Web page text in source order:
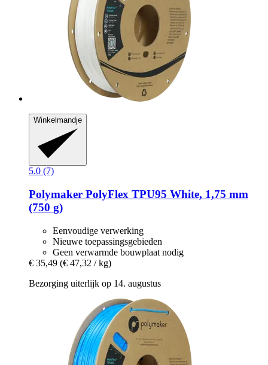
Winkelmandje
5.0 (7)
Polymaker PolyFlex TPU95 White, 1,75 mm
(750 g)
Eenvoudige verwerking
Nieuwe toepassingsgebieden
Geen verwarmde bouwplaat nodig
€ 35,49 (€ 47,32 / kg)
Bezorging uiterlijk op 14. augustus